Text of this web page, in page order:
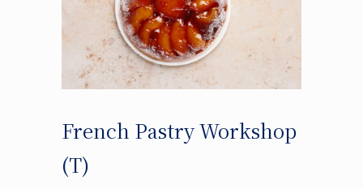
French Pastry Workshop
(T)